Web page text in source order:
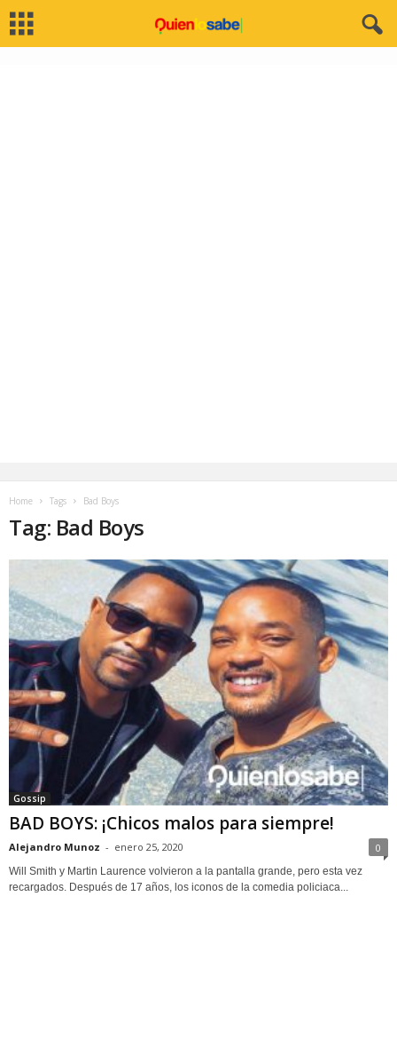
Home Tags Bad Boys
Tag: Bad Boys
Gossip
BAD BOYS: ¡Chicos malos para siempre!
Alejandro Munoz - enero 25, 2020 0
Will Smith y Martin Laurence volvieron a la pantalla grande, pero esta vez
recargados. Después de 17 años, los iconos de la comedia policiaca...